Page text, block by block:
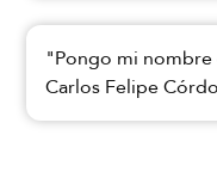
"Pongo mi nombre
Carlos Felipe